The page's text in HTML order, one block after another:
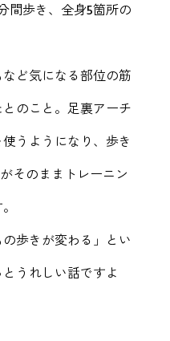
間歩き、全身5箇所の
ど気になる部位の筋
のこと。足裏アーチ
うようになり、歩き
そのままトレーニン
歩きが変わる」とい
うれしい話ですよ